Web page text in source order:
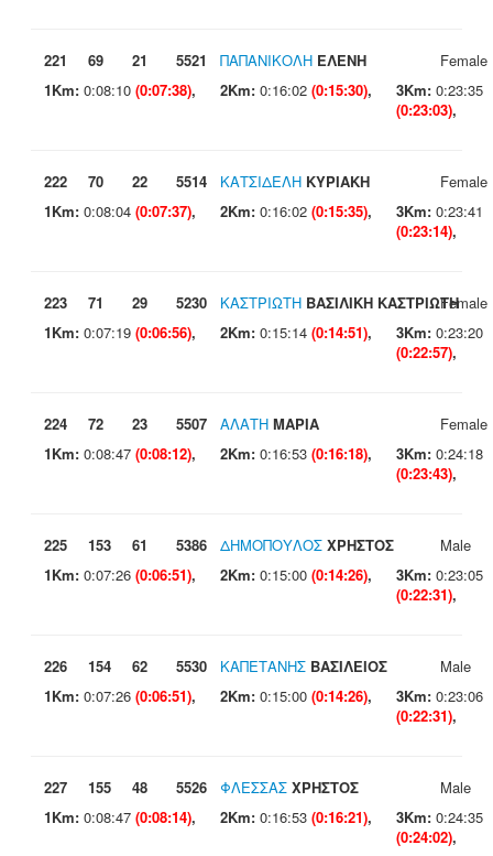
221 69 21 5521 ΠΑΠΑΝΙΚΟΛΗ ΕΛΕΝΗ
Female
1Km: 0:08:10 (0:07:38), 2Km: 0:16:02 (0:15:30), 3Km: 0:23:35
(0:23:03),
222 70 22 5514 ΚΑΤΣΙΔΕΛΗ ΚΥΡΙΑΚΗ
Female
1Km: 0:08:04 (0:07:37), 2Km: 0:16:02 (0:15:35), 3Km: 0:23:41
(0:23:14),
223 71 29 5230 ΚΑΣΤΡΙΩΤΗ ΒΑΣΙΛΙΚΗ ΚΑΣΤΡΙΩΤΗFemale
1Km: 0:07:19 (0:06:56), 2Km: 0:15:14 (0:14:51), 3Km: 0:23:20
(0:22:57),
224 72 23 5507 ΑΛΑΤΗ ΜΑΡΙΑ
Female
1Km: 0:08:47 (0:08:12), 2Km: 0:16:53 (0:16:18), 3Km: 0:24:18
(0:23:43),
225 153 61 5386 ΔΗΜΟΠΟΥΛΟΣ ΧΡΗΣΤΟΣ
Male
1Km: 0:07:26 (0:06:51), 2Km: 0:15:00 (0:14:26), 3Km: 0:23:05
(0:22:31),
226 154 62 5530 ΚΑΠΕΤΑΝΗΣ ΒΑΣΙΛΕΙΟΣ
Male
1Km: 0:07:26 (0:06:51), 2Km: 0:15:00 (0:14:26), 3Km: 0:23:06
(0:22:31),
227 155 48 5526 ΦΛΕΣΣΑΣ ΧΡΗΣΤΟΣ
Male
1Km: 0:08:47 (0:08:14), 2Km: 0:16:53 (0:16:21), 3Km: 0:24:35
(0:24:02),